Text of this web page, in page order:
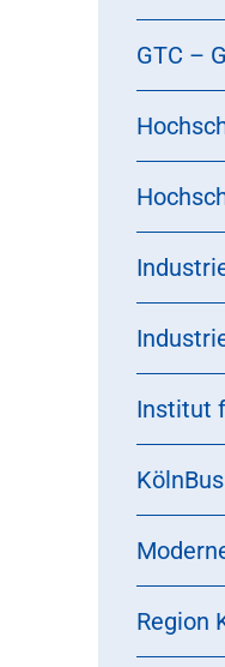
GTC –
Institut
Region